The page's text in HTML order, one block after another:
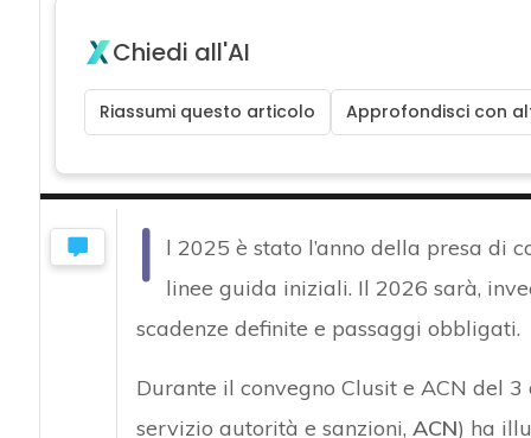
Chiedi all'AI
Riassumi questo articolo Approfondisci con
I
l 2025 è stato l’anno della presa di
linee guida iniziali. Il 2026 sarà,
scadenze definite e passaggi obbligati.
Durante il convegno Clusit e ACN del
servizio autorità e sanzioni, ACN) ha